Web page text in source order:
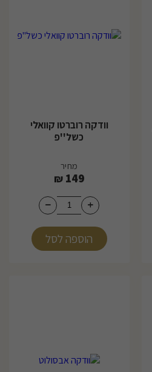
וודקה רוברטו קוואלי
כשל''פ
מחיר
149
₪
הוספה לסל